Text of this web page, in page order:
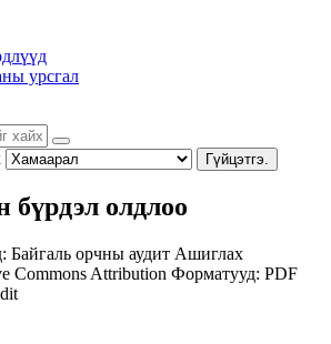
урсгал
Гүйцэтгэ.
бүрдэл олдлоо
Байгаль орчны аудит Ашиглах
Commons Attribution Форматууд: PDF